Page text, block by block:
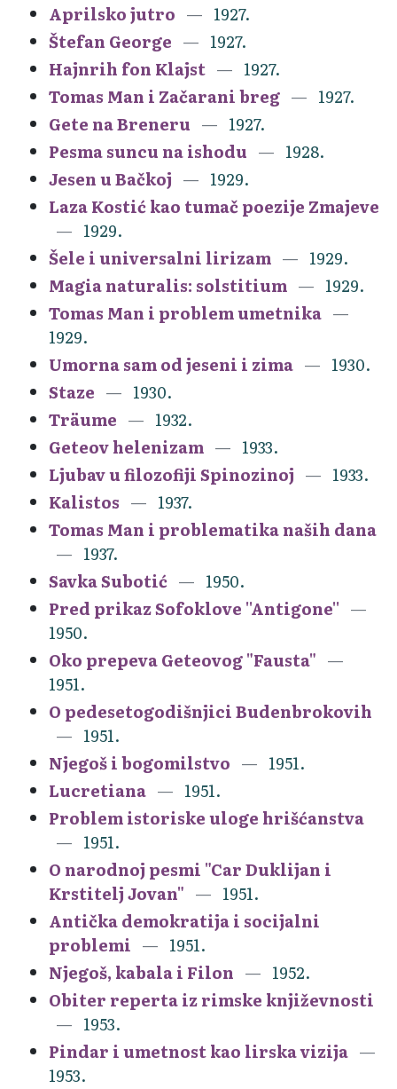
Aprilsko jutro
1927.
Štefan George
1927.
Hajnrih fon Klajst
1927.
Tomas Man i Začarani breg
1927.
Gete na Breneru
1927.
Pesma suncu na ishodu
1928.
Jesen u Bačkoj
1929.
Laza Kostić kao tumač poezije Zmajeve
1929.
Šele i universalni lirizam
1929.
Magia naturalis: solstitium
1929.
Tomas Man i problem umetnika
1929.
Umorna sam od jeseni i zima
1930.
Staze
1930.
Träume
1932.
Geteov helenizam
1933.
Ljubav u filozofiji Spinozinoj
1933.
Kalistos
1937.
Tomas Man i problematika naših dana
1937.
Savka Subotić
1950.
Pred prikaz Sofoklove ''Antigone''
1950.
Oko prepeva Geteovog "Fausta"
1951.
O pedesetogodišnjici Budenbrokovih
1951.
Njegoš i bogomilstvo
1951.
Lucretiana
1951.
Problem istoriske uloge hrišćanstva
1951.
O narodnoj pesmi "Car Duklijan i
Krstitelj Jovan"
1951.
Antička demokratija i socijalni
problemi
1951.
Njegoš, kabala i Filon
1952.
Obiter reperta iz rimske književnosti
1953.
Pindar i umetnost kao lirska vizija
1953.